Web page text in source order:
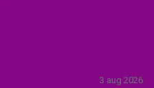
3 aug 2026